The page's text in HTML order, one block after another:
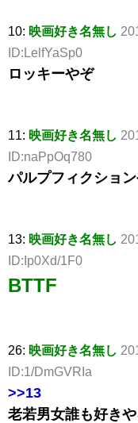
10: 映画好き名無し
ID:LelfYaSp0
ロッキーやぞ
11: 映画好き名無し
ID:naPpOq780
パルプフィクショ
13: 映画好き名無し
ID:Ip0Xd/1F0
BTTF
26: 映画好き名無し
ID:1/DmGVRIa
>>13
老若男女誰も好き